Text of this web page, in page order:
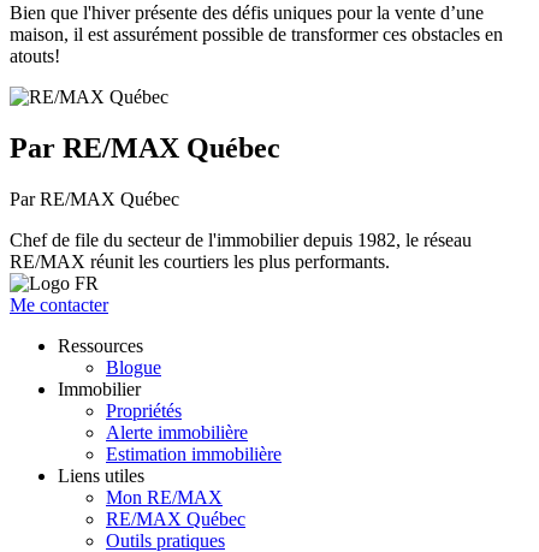
Bien que l'hiver présente des défis uniques pour la vente d’une
maison, il est assurément possible de transformer ces obstacles en
atouts!
Par RE/MAX Québec
Par RE/MAX Québec
Chef de file du secteur de l'immobilier depuis 1982, le réseau
RE/MAX réunit les courtiers les plus performants.
Me contacter
Ressources
Blogue
Immobilier
Propriétés
Alerte immobilière
Estimation immobilière
Liens utiles
Mon RE/MAX
RE/MAX Québec
Outils pratiques